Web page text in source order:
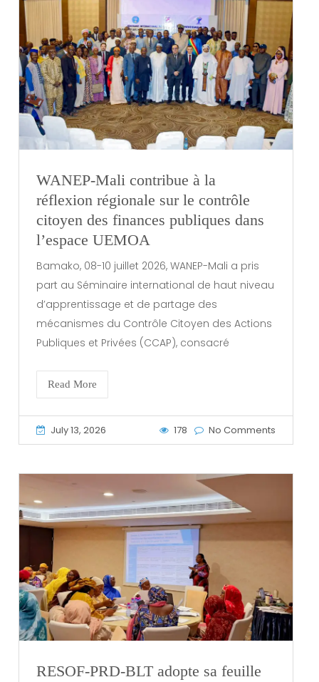
WANEP-Mali contribue à la
réflexion régionale sur le contrôle
citoyen des finances publiques dans
l’espace UEMOA
Bamako, 08-10 juillet 2026, WANEP-Mali a pris
part au Séminaire international de haut niveau
d’apprentissage et de partage des
mécanismes du Contrôle Citoyen des Actions
Publiques et Privées (CCAP), consacré
Read More
July 13, 2026 178 No Comments
RESOF-PRD-BLT adopte sa feuille